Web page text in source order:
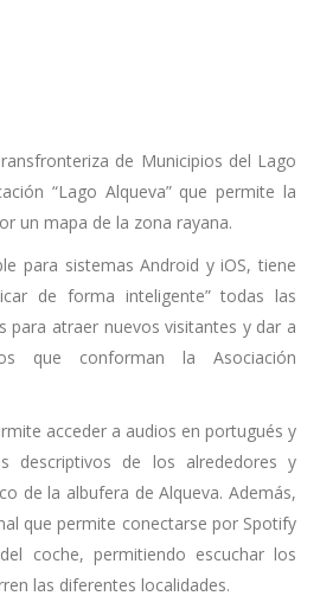
de Municipios del Lago
“Lago Alqueva” que permite la
un mapa de la zona rayana.
para sistemas Android y iOS, tiene
de forma inteligente” todas las
para atraer nuevos visitantes y dar a
que conforman la Asociación
acceder a audios en portugués y
descriptivos de los alrededores y
de la albufera de Alqueva. Además,
que permite conectarse por Spotify
coche, permitiendo escuchar los
las diferentes localidades.